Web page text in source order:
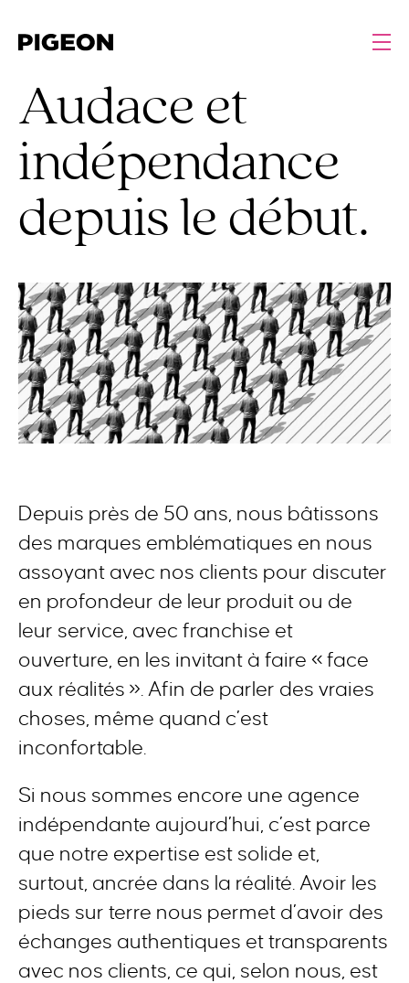
Audace et
indépendance
depuis le début.
Depuis près de 50 ans, nous bâtissons
des marques emblématiques en nous
assoyant avec nos clients pour discuter
en profondeur de leur produit ou de
leur service, avec franchise et
ouverture, en les invitant à faire « face
aux réalités ». Afin de parler des vraies
choses, même quand c’est
inconfortable.
Si nous sommes encore une agence
indépendante aujourd’hui, c’est parce
que notre expertise est solide et,
surtout, ancrée dans la réalité. Avoir les
pieds sur terre nous permet d’avoir des
échanges authentiques et transparents
avec nos clients, ce qui, selon nous, est